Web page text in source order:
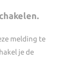
melding te
je de